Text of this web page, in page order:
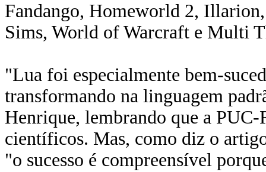
Fandango, Homeworld 2,
Sims, World of Warcraft e Multi
"Lua foi especialmente bem-
transformando na linguagem
Henrique, lembrando que a
científicos. Mas, como diz o
"o sucesso é compreensível